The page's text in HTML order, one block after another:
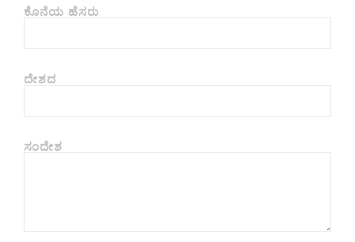
ಕೊನೆಯ ಹೆಸರು
ದೇಶದ
ಸಂದೇಶ